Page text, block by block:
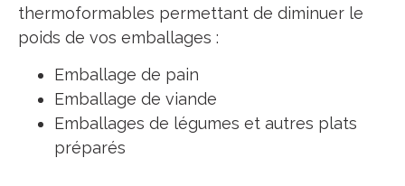
thermoformables permettant de diminuer le
poids de vos emballages :
Emballage de pain
Emballage de viande
Emballages de légumes et autres plats
préparés